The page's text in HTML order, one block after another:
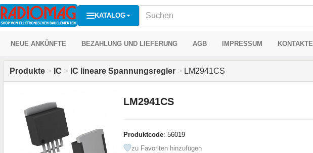
KATALOG
NEUE ANKÜNFTE BEZAHLUNG UND LIEFERUNG AGB IMPRESSUM KONTAKTE
Produkte > IC > IC lineare Spannungsregler > LM2941CS
LM2941CS
Produktcode: 56019
zu Favoriten hinzufügen